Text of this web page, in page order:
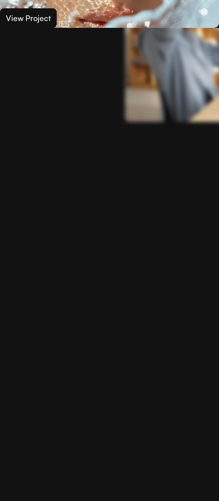
GLAM JUNKIES
View Project